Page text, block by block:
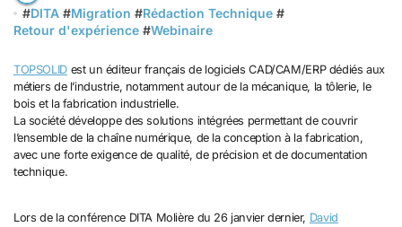
#DITA #Migration #Rédaction Technique #
Retour d'expérience #Webinaire
TOPSOLIDest un éditeur français de logiciels CAD/CAM/ERP dédiés aux
métiers de l’industrie, notamment autour de la mécanique, la tôlerie, le
bois et la fabrication industrielle.
La société développe des solutions intégrées permettant de couvrir
l’ensemble de la chaîne numérique, de la conception à la fabrication,
avec une forte exigence de qualité, de précision et de documentation
technique.
Lors de la conférence DITA Molière du 26 janvier dernier, David